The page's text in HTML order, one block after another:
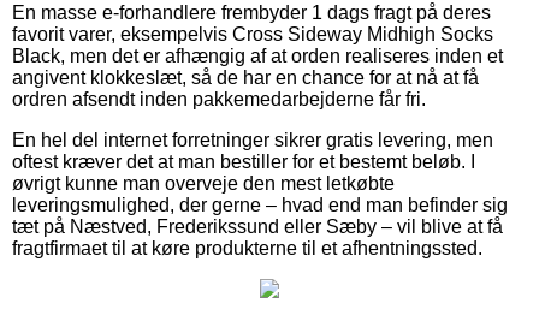
En masse e-forhandlere frembyder 1 dags fragt på deres
favorit varer, eksempelvis Cross Sideway Midhigh Socks
Black, men det er afhængig af at orden realiseres inden et
angivent klokkeslæt, så de har en chance for at nå at få
ordren afsendt inden pakkemedarbejderne får fri.
En hel del internet forretninger sikrer gratis levering, men
oftest kræver det at man bestiller for et bestemt beløb. I
øvrigt kunne man overveje den mest letkøbte
leveringsmulighed, der gerne – hvad end man befinder sig
tæt på Næstved, Frederikssund eller Sæby – vil blive at få
fragtfirmaet til at køre produkterne til et afhentningssted.